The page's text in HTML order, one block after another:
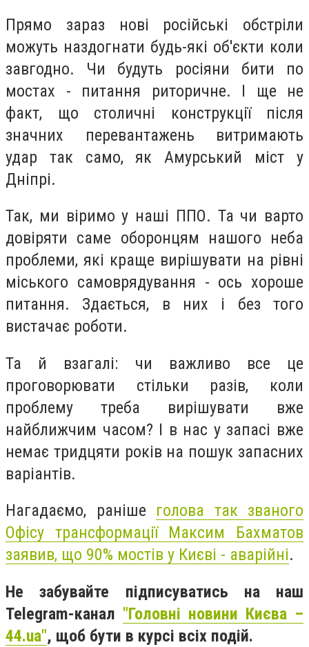
Прямо зараз нові російські обстріли
можуть наздогнати будь-які об'єкти коли
завгодно. Чи будуть росіяни бити по
мостах - питання риторичне. І ще не
факт, що столичні конструкції після
значних перевантажень витримають
удар так само, як Амурський міст у
Дніпрі.
Так, ми віримо у наші ППО. Та чи варто
довіряти саме оборонцям нашого неба
проблеми, які краще вирішувати на рівні
міського самоврядування - ось хороше
питання. Здається, в них і без того
вистачає роботи.
Та й взагалі: чи важливо все це
проговорювати стільки разів, коли
проблему треба вирішувати вже
найближчим часом? І в нас у запасі вже
немає тридцяти років на пошук запасних
варіантів.
Нагадаємо, раніше голова так званого
Офісу трансформації Максим Бахматов
заявив, що 90% мостів у Києві - аварійні.
Не забувайте підписуватись на наш
Telegram-канал "Головні новини Києва –
44.ua", щоб бути в курсі всіх подій.